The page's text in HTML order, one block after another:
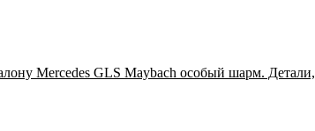
Mercedes GLS Maybach особый шарм. Детали,